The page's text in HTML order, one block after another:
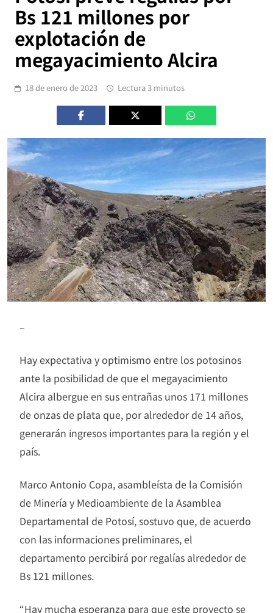
Bs 121 millones por
explotación de
megayacimiento Alcira
18 de enero de 2023 Lectura 3 minutos
–
Hay expectativa y optimismo entre los potosinos
ante la posibilidad de que el megayacimiento
Alcira albergue en sus entrañas unos 171 millones
de onzas de plata que, por alrededor de 14 años,
generarán ingresos importantes para la región y el
país.
Marco Antonio Copa, asambleísta de la Comisión
de Minería y Medioambiente de la Asamblea
Departamental de Potosí, sostuvo que, de acuerdo
con las informaciones preliminares, el
departamento percibirá por regalías alrededor de
Bs 121 millones.
“Hay mucha esperanza para que este proyecto se